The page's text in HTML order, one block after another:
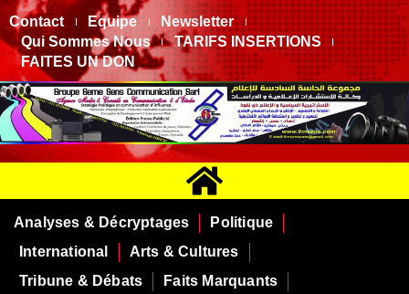
Contact Equipe
Newsletter
Qui Sommes Nous
TARIFS INSERTIONS
FAITES UN DON
Analyses & Décryptages
Politique
International
Arts & Cultures
Tribune & Débats
Faits Marquants